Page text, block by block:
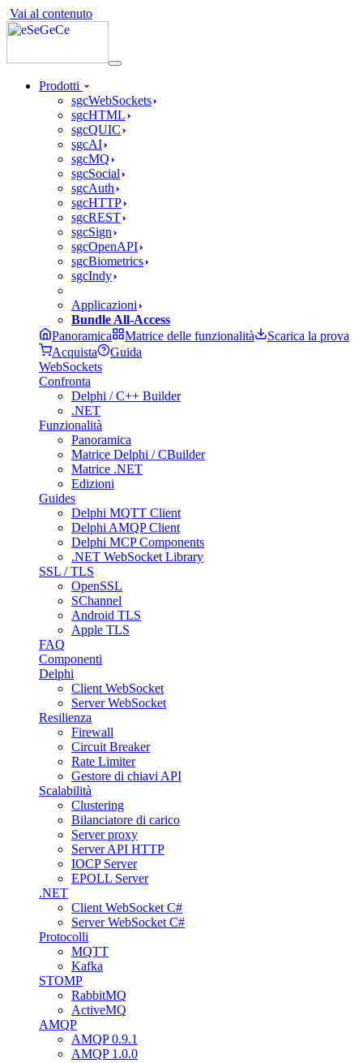
Vai al contenuto
Prodotti
sgcWebSockets
sgcHTML
sgcQUIC
sgcAI
sgcMQ
sgcSocial
sgcAuth
sgcHTTP
sgcREST
sgcSign
sgcOpenAPI
sgcBiometrics
sgcIndy
Applicazioni
Bundle All-Access
Panoramica
Matrice delle funzionalità
Scarica la prova
Acquista
Guida
WebSockets
Confronta
Delphi / C++ Builder
.NET
Funzionalità
Panoramica
Matrice Delphi / CBuilder
Matrice .NET
Edizioni
Guides
Delphi MQTT Client
Delphi AMQP Client
Delphi MCP Components
.NET WebSocket Library
SSL / TLS
OpenSSL
SChannel
Android TLS
Apple TLS
FAQ
Componenti
Delphi
Client WebSocket
Server WebSocket
Resilienza
Firewall
Circuit Breaker
Rate Limiter
Gestore di chiavi API
Scalabilità
Clustering
Bilanciatore di carico
Server proxy
Server API HTTP
IOCP Server
EPOLL Server
.NET
Client WebSocket C#
Server WebSocket C#
Protocolli
MQTT
Kafka
STOMP
RabbitMQ
ActiveMQ
AMQP
AMQP 0.9.1
AMQP 1.0.0